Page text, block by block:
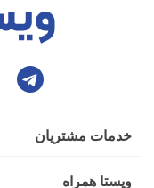
خدمات مشتریان
ویستا همراه